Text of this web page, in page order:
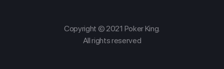
Copyright © 2021 Poker King.
All rights reserved